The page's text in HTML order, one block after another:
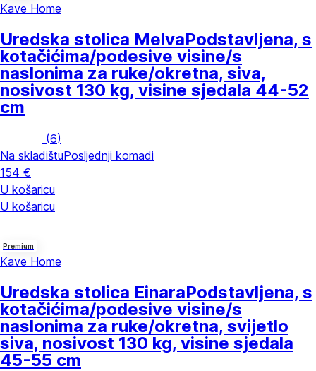
Kave Home
Uredska stolica MelvaPodstavljena, s
kotačićima/podesive visine/s
naslonima za ruke/okretna, siva,
nosivost 130 kg, visine sjedala 44-52
cm
(6)
Na skladištuPosljednji komadi
154 €
U košaricu
U košaricu
Premium
Kave Home
Uredska stolica EinaraPodstavljena, s
kotačićima/podesive visine/s
naslonima za ruke/okretna, svijetlo
siva, nosivost 130 kg, visine sjedala
45-55 cm